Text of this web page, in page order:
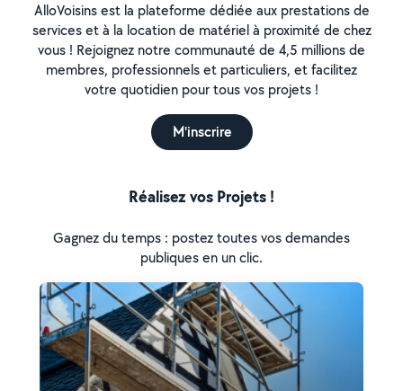
AlloVoisins est la plateforme dédiée aux prestations de
services et à la location de matériel à proximité de chez
vous ! Rejoignez notre communauté de 4,5 millions de
membres, professionnels et particuliers, et facilitez
votre quotidien pour tous vos projets !
M'inscrire
Réalisez vos Projets !
Gagnez du temps : postez toutes vos demandes
publiques en un clic.